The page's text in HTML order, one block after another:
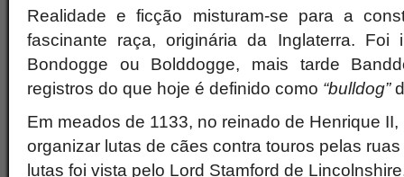
Realidade e ficção misturam-se para a
fascinante raça, originária da Inglaterra. Foi
Bondogge ou Bolddogge, mais tarde
registros do que hoje é definido como “bulldog”
Em meados de 1133, no reinado de Henrique
organizar lutas de cães contra touros pelas
lutas foi vista pelo Lord Stamford de